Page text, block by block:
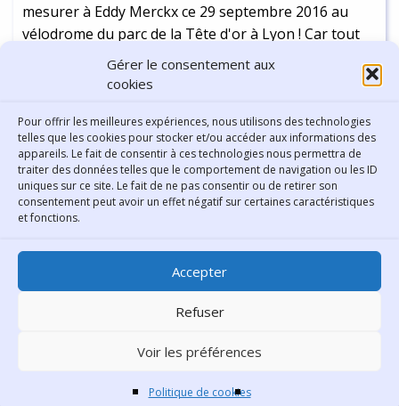
Gérer le consentement aux
cookies
Pour offrir les meilleures expériences, nous utilisons des technologies
telles que les cookies pour stocker et/ou accéder aux informations des
appareils. Le fait de consentir à ces technologies nous permettra de
traiter des données telles que le comportement de navigation ou les ID
uniques sur ce site. Le fait de ne pas consentir ou de retirer son
consentement peut avoir un effet négatif sur certaines caractéristiques
et fonctions.
Accepter
Refuser
Voir les préférences
Politique de cookies
mesurer à Eddy Merckx ce 29 septembre 2016 au
vélodrome du parc de la Tête d'or à Lyon ! Car tout
comme son compatriote belge dont c'était le surnom
sur les courses cyclistes dans les années 70, l'artiste
Continuer la lecture- 5 min
Bibliothèque municipale de
Lyon
30 Boulevard Vivier-Merle
Téléphone
Contacter le comité éditorial